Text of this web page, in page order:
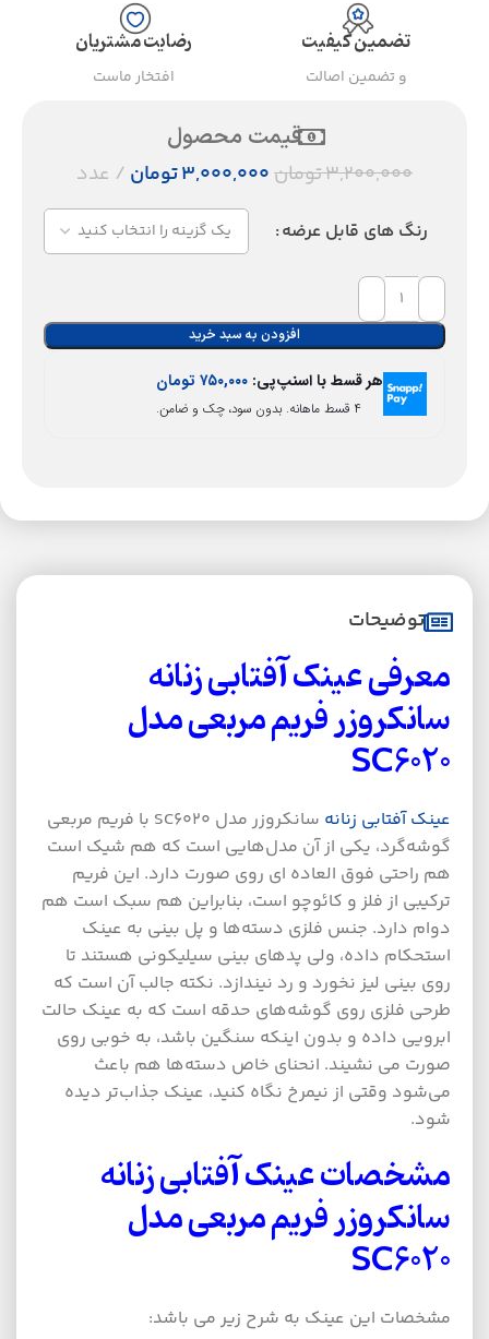
تضمین کیفیت
و تضمین اصالت
رضایت مشتریان
افتخار ماست
قیمت محصول
۳,۲۰۰,۰۰۰تومان۳,۰۰۰,۰۰۰تومان عدد
رنگ های قابل عرضه
افزودن به سبد خرید
هر قسط با اسنپ‌پی: ۷۵۰,۰۰۰ تومان
۴ قسط ماهانه. بدون سود، چک و ضامن.
توضیحات
معرفی عینک آفتابی زنانه
سانکروزر فریم مربعی مدل
SC6020
عینک آفتابی زنانه
سانکروزر مدل SC6020 با فریم مربعی
گوشه‌گرد، یکی از آن مدل‌هایی است که هم شیک است
هم راحتی فوق العاده ای روی صورت دارد. این فریم
ترکیبی از فلز و کائوچو است، بنابراین هم سبک است هم
دوام دارد. جنس فلزی دسته‌ها و پل بینی به عینک
استحکام داده، ولی پدهای بینی سیلیکونی هستند تا
روی بینی لیز نخورد و رد نیندازد. نکته جالب آن است که
طرحی فلزی روی گوشه‌های حدقه است که به عینک حالت
ابرویی داده و بدون اینکه سنگین باشد، به خوبی روی
صورت می نشیند. انحنای خاص دسته‌ها هم باعث
می‌شود وقتی از نیمرخ نگاه کنید، عینک جذاب‌تر دیده
شود.
مشخصات عینک آفتابی زنانه
سانکروزر فریم مربعی مدل
SC6020
مشخصات این عینک به شرح زیر می باشد: